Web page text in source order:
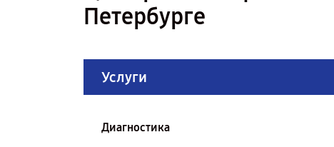
Петербурге
Услуги
Диагностика